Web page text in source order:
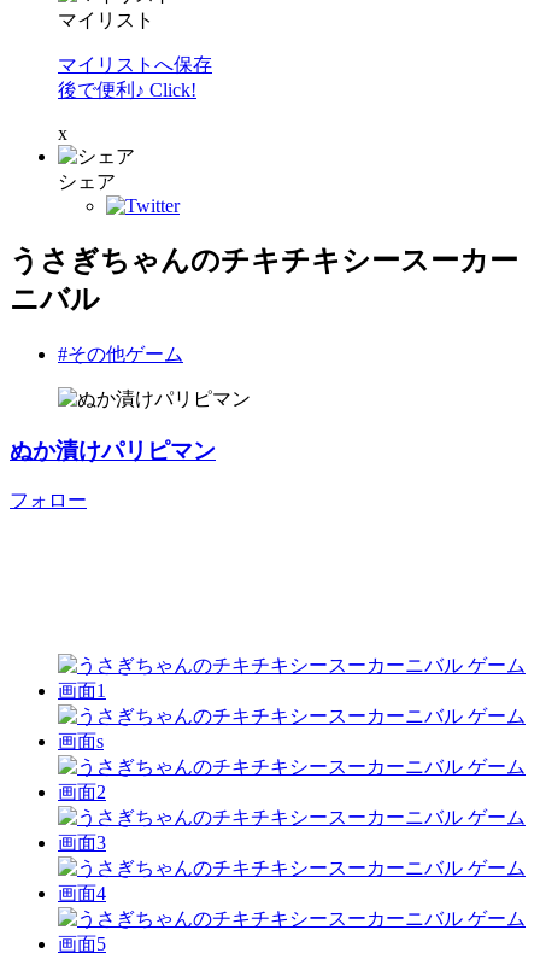
マイリスト
マイリストへ保存
後で便利♪ Click!
x
シェア
うさぎちゃんのチキチキシースーカー
ニバル
#その他ゲーム
ぬか漬けパリピマン
フォロー